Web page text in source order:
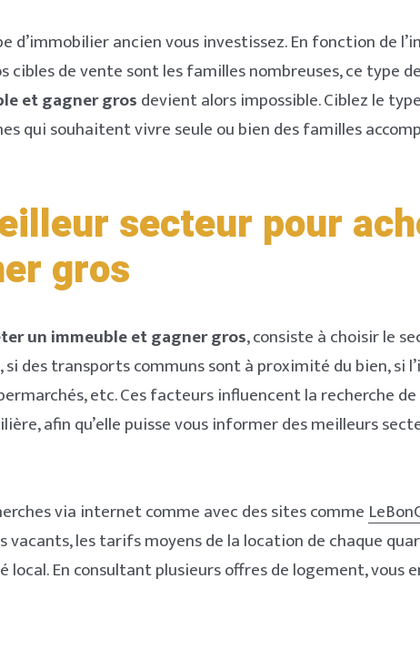
ancien vous investissez. En fonction de
cibles de vente sont les familles nombreuses, ce type
et gagner grosdevient alors impossible. Ciblez le
qui souhaitent vivre seule ou bien des familles
secteur pour
gros
un immeuble et gagner gros, consiste à choisir le
des transports communs sont à proximité du bien, si
etc. Ces facteurs influencent la recherche
afin qu’elle puisse vous informer des meilleurs
via internet comme avec des sites comme
vacants, les tarifs moyens de la location de chaque
En consultant plusieurs offres de logement, vous
Remember Me
Welcome to Typer
user sees in the theme.
NEXT